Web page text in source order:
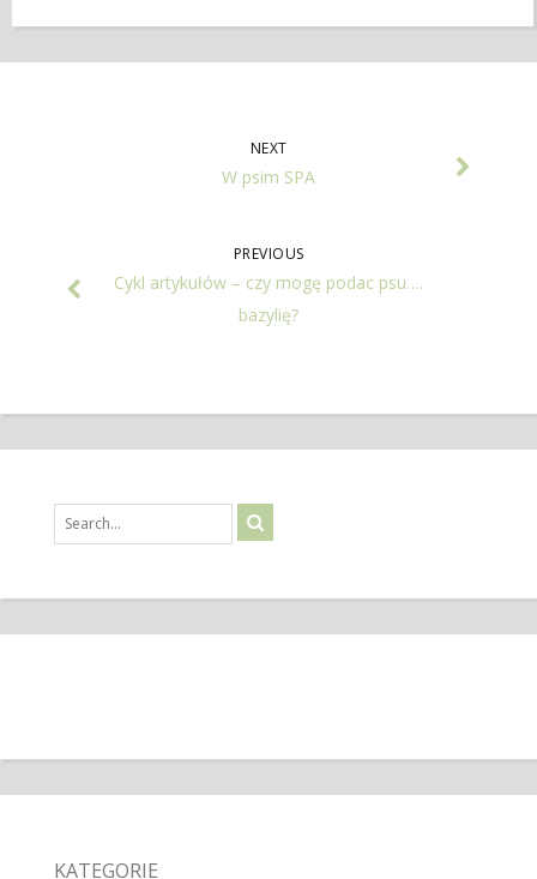
NEXT
W psim SPA
PREVIOUS
Cykl artykułów – czy mogę podac psu….
bazylię?
KATEGORIE